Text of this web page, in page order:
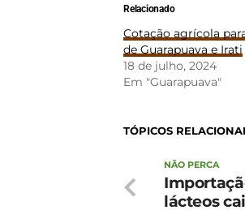
Relacionado
Cotação agrícola
de Guarapuava e Irati
18 de julho, 2024
Em "Guarapuava"
TÓPICOS
NÃO PERCA
lácteos